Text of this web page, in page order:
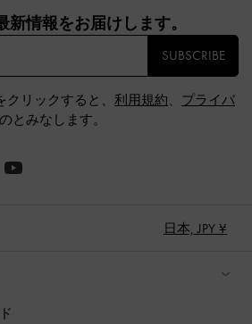
情報をお届けします。​
SUBSCRIBE
リックすると、 利用規約、 プライバ
とみなします。
日本, JPY ¥